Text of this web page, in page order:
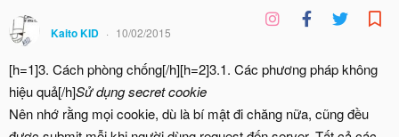
Kaito KID 10/02/2015
[h=1]3. Cách phòng chống[/h][h=2]3.1. Các phương pháp không
hiệu quả[/h]Sử dụng secret cookie
Nên nhớ rằng mọi cookie, dù là bí mật đi chăng nữa, cũng đều